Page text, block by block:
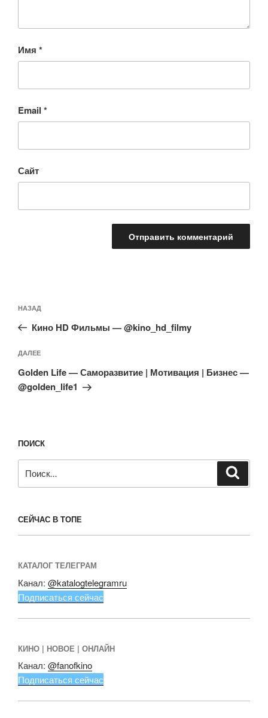
Имя *
Email *
Сайт
по
записям
Предыдущая
запись:
НАЗАД
Кино HD Фильмы — @kino_hd_filmy
Следующая
запись
ДАЛЕЕ
Golden Life — Саморазвитие | Мотивация | Бизнес —
@golden_life1
ПОИСК
СЕЙЧАС В ТОПЕ
КАТАЛОГ ТЕЛЕГРАМ
Канал: @katalogtelegramru
Подписаться сейчас
КИНО | НОВОЕ | ОНЛАЙН
Канал: @fanofkino
Подписаться сейчас